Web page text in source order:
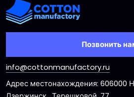
Позвонить
info@cottonmanufactory.ru
Адрес местонахождения: 606000